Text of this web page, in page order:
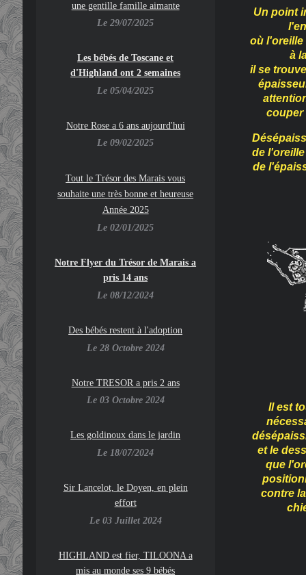
Un point
où l'oreille
à
il se
couper
de
de
Il est
et le
que
contre
une gentille famille aimante
Le 29/07/2025
Les bébés de Toscane et
d'Highland ont 2 semaines
Le 05/04/2025
Notre Rose a 6 ans aujourd'hui
Le 09/02/2025
Tout le Trésor des Marais vous
souhaite une très bonne et heureuse
Année 2025
Le 02/01/2025
Notre Flyer du Trésor de Marais a
pris 14 ans
Le 08/12/2024
Des bébés restent à l'adoption
Le 28 Octobre 2024
Notre TRESOR a pris 2 ans
Le 03 Octobre 2024
Les goldinoux dans le jardin
Le 18/07/2024
Sir Lancelot, le Doyen, en plein
effort
Le 03 Juillet 2024
HIGHLAND est fier, TILOONA a
mis au monde ses 9 bébés